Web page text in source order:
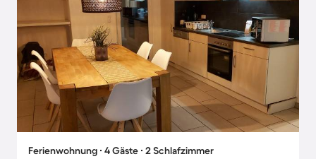
Ferienwohnung ∙ 4 Gäste ∙ 2 Schlafzimmer